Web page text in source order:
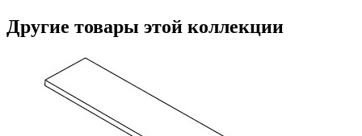
Другие товары этой коллекции